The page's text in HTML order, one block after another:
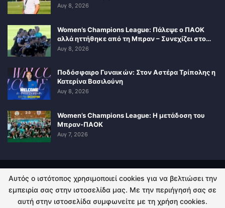
Αυγ 8, 2026
Women’s Champions League: Πάλεψε ο ΠΑΟΚ
αλλά ηττήθηκε από τη Μπραν – Συνεχίζει στο…
Αυγ 8, 2026
Ποδόσφαιρο Γυναικών: Στον Αστέρα Τρίπολης η
Κατερίνα Βασιλούνη
Αυγ 8, 2026
Women’s Champions League: Η μετάδοση του
Μπραν-ΠΑΟΚ
Αυγ 7, 2026
ΠΟΛΙΤΙΚΗ ΑΠΟΡΡΗΤΟΥ ΕΠΙΚΟΙΝΩΝΙΑ
Αυτός ο ιστότοπος χρησιμοποιεί cookies για να βελτιώσει την
εμπειρία σας στην ιστοσελίδα μας. Με την περιήγησή σας σε
αυτή στην ιστοσελίδα συμφωνείτε με τη χρήση cookies.